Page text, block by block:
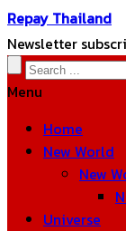
Repay Thailand
Newsletter
Menu
Home
New World
New
Universe